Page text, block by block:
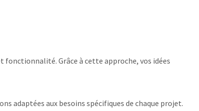
fonctionnalité. Grâce à cette approche, vos idées
adaptées aux besoins spécifiques de chaque projet.